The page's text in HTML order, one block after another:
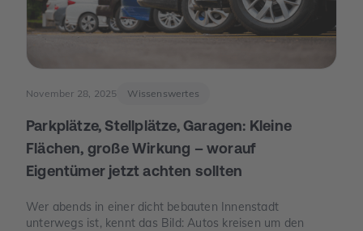
November 28, 2025 Wissenswertes
Parkplätze, Stellplätze, Garagen: Kleine
Flächen, große Wirkung – worauf
Eigentümer jetzt achten sollten
Wer abends in einer dicht bebauten Innenstadt
unterwegs ist, kennt das Bild: Autos kreisen um den